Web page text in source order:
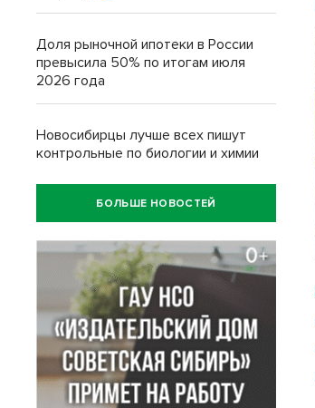
Доля рыночной ипотеки в России
превысила 50% по итогам июля
2026 года
Новосибирцы лучше всех пишут
контрольные по биологии и химии
БОЛЬШЕ НОВОСТЕЙ